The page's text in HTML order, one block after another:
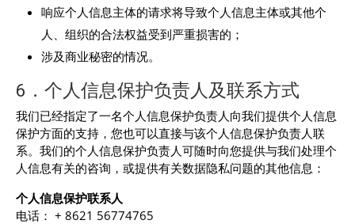
响应个人信息主体的请求将导致个人信息主体或其他个
人、组织的合法权益受到严重损害的；
涉及商业秘密的情况。
6．个人信息保护负责人及联系方式
我们已经指定了一名个人信息保护负责人向我们提供个人信息
保护方面的支持，您也可以直接与该个人信息保护负责人联
系。我们的个人信息保护负责人可随时向您提供与我们处理个
人信息有关的咨询，或提供有关数据隐私问题的其他信息：
个人信息保护联系人
电话： + 8621 56774765